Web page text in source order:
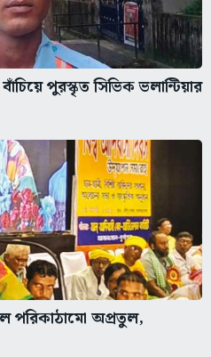
পুরস্কৃত সিভিক ভলান্টিয়ার
পরিকাঠামো অপ্রতুল,